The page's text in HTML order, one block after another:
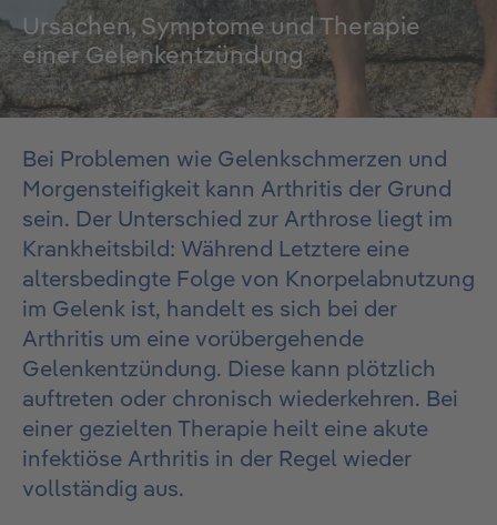
Ursachen, Symptome und Therapie
einer Gelenkentzündung
Bei Problemen wie Gelenkschmerzen und
Morgensteifigkeit kann Arthritis der Grund
sein. Der Unterschied zurArthrose liegt im
Krankheitsbild: Während Letztere eine
altersbedingte Folge von Knorpelabnutzung
im Gelenk ist, handelt es sich bei der
Arthritis um eine vorübergehende
Gelenkentzündung. Diese kann plötzlich
auftreten oder chronisch wiederkehren. Bei
einer gezielten Therapie heilt eine akute
infektiöse Arthritis in der Regel wieder
vollständig aus.